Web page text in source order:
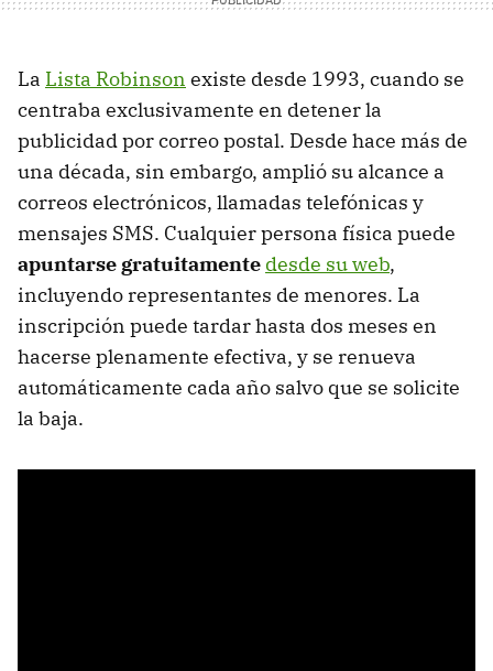
La Lista Robinson existe desde 1993, cuando se
centraba exclusivamente en detener la
publicidad por correo postal. Desde hace más de
una década, sin embargo, amplió su alcance a
correos electrónicos, llamadas telefónicas y
mensajes SMS. Cualquier persona física puede
apuntarse gratuitamente desde su web,
incluyendo representantes de menores. La
inscripción puede tardar hasta dos meses en
hacerse plenamente efectiva, y se renueva
automáticamente cada año salvo que se solicite
la baja.